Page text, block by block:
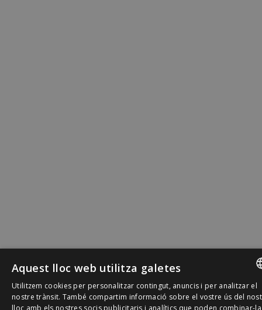
SPANISH
Aquest lloc web utilitza galetes
Utilitzem cookies per personalitzar contingut, anuncis i per analitzar el
nostre trànsit. També compartim informació sobre el vostre ús del
lloc amb els nostres socis publicitaris i analítics que poden combinar-